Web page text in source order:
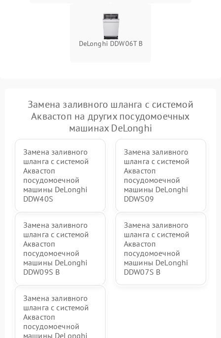
DeLonghi DDW06T B
Замена заливного шланга с системой
Аквастоп на других посудомоечных
машинах DeLonghi
Замена заливного
шланга с системой
Аквастоп
посудомоечной
машины DeLonghi
DDW40S
Замена заливного
шланга с системой
Аквастоп
посудомоечной
машины DeLonghi
DDWS09
Замена заливного
шланга с системой
Аквастоп
посудомоечной
машины DeLonghi
DDW09S B
Замена заливного
шланга с системой
Аквастоп
посудомоечной
машины DeLonghi
DDW07S B
Замена заливного
шланга с системой
Аквастоп
посудомоечной
машины DeLonghi